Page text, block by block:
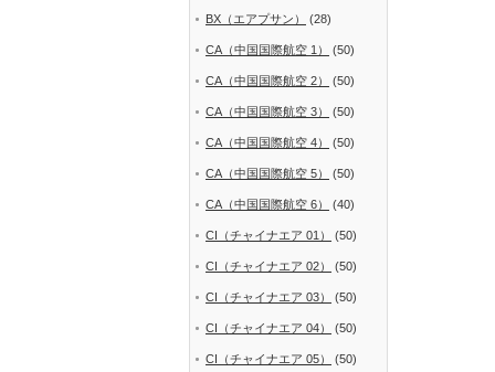
BX（エアプサン） (28)
CA（中国国際航空 1） (50)
CA（中国国際航空 2） (50)
CA（中国国際航空 3） (50)
CA（中国国際航空 4） (50)
CA（中国国際航空 5） (50)
CA（中国国際航空 6） (40)
CI（チャイナエア 01） (50)
CI（チャイナエア 02） (50)
CI（チャイナエア 03） (50)
CI（チャイナエア 04） (50)
CI（チャイナエア 05） (50)